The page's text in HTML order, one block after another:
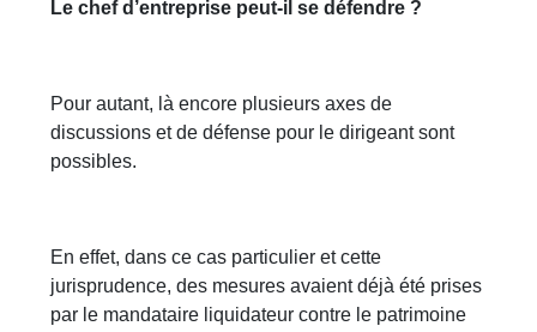
Le chef d’entreprise peut-il se défendre ?
Pour autant, là encore plusieurs axes de
discussions et de défense pour le dirigeant sont
possibles.
En effet, dans ce cas particulier et cette
jurisprudence, des mesures avaient déjà été prises
par le mandataire liquidateur contre le patrimoine